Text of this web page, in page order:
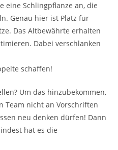
eine Schlingpflanze an, die
Genau hier ist Platz für
Das Altbewährte erhalten
Dabei verschlanken
schaffen!
Um das hinzubekommen,
Team nicht an Vorschriften
neu denken dürfen! Dann
hat es die